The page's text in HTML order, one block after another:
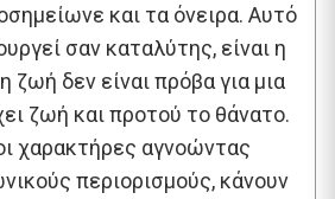
και τα όνειρα. Αυτό
σαν καταλύτης, είναι η
ζωή δεν είναι πρόβα για μια
ζωή και προτού το θάνατο.
χαρακτήρες αγνοώντας
περιορισμούς, κάνουν